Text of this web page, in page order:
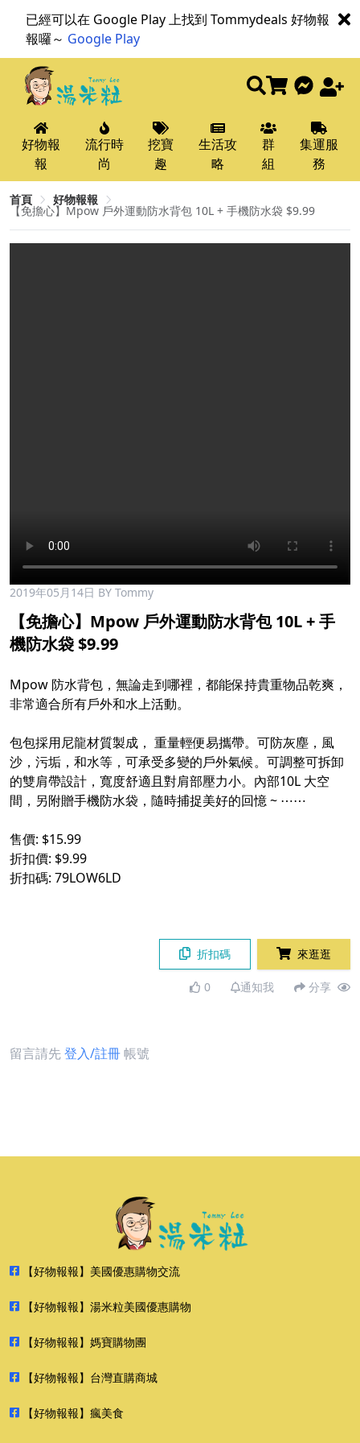
已經可以在 Google Play 上找到 Tommydeals 好物報
報囉～ Google Play
好物報
報
流行時
尚
挖寶
趣
生活攻
略
群
組
集運服
務
首頁 好物報報
【免擔心】Mpow 戶外運動防水背包 10L + 手機防水袋 $9.99
2019年05月14日 BY Tommy
【免擔心】Mpow 戶外運動防水背包 10L + 手
機防水袋 $9.99
Mpow 防水背包，無論走到哪裡，都能保持貴重物品乾爽，
非常適合所有戶外和水上活動。
包包採用尼龍材質製成， 重量輕便易攜帶。可防灰塵，風
沙，污垢，和水等，可承受多變的戶外氣候。可調整可拆卸
的雙肩帶設計，寬度舒適且對肩部壓力小。內部10L 大空
間，另附贈手機防水袋，隨時捕捉美好的回憶 ~ ⋯⋯
售價: $15.99
折扣價: $9.99
折扣碼: 79LOW6LD
折扣碼 來逛逛
0 通知我 分享
留言請先登入/註冊帳號
【好物報報】美國優惠購物交流
【好物報報】湯米粒美國優惠購物
【好物報報】媽寶購物團
【好物報報】台灣直購商城
【好物報報】瘋美食